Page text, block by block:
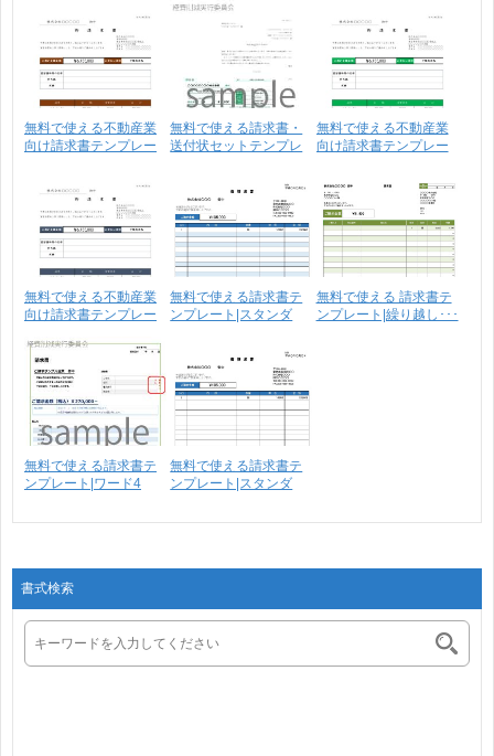
無料で使える不動産業
向け請求書テンプレー
無料で使える請求書・
送付状セットテンプレ
無料で使える不動産業
向け請求書テンプレー
無料で使える不動産業
向け請求書テンプレー
無料で使える請求書テ
ンプレート|スタンダ
無料で使える 請求書テ
ンプレート|繰り越し･･･
無料で使える請求書テ
ンプレート|ワード4
無料で使える請求書テ
ンプレート|スタンダ
書式検索